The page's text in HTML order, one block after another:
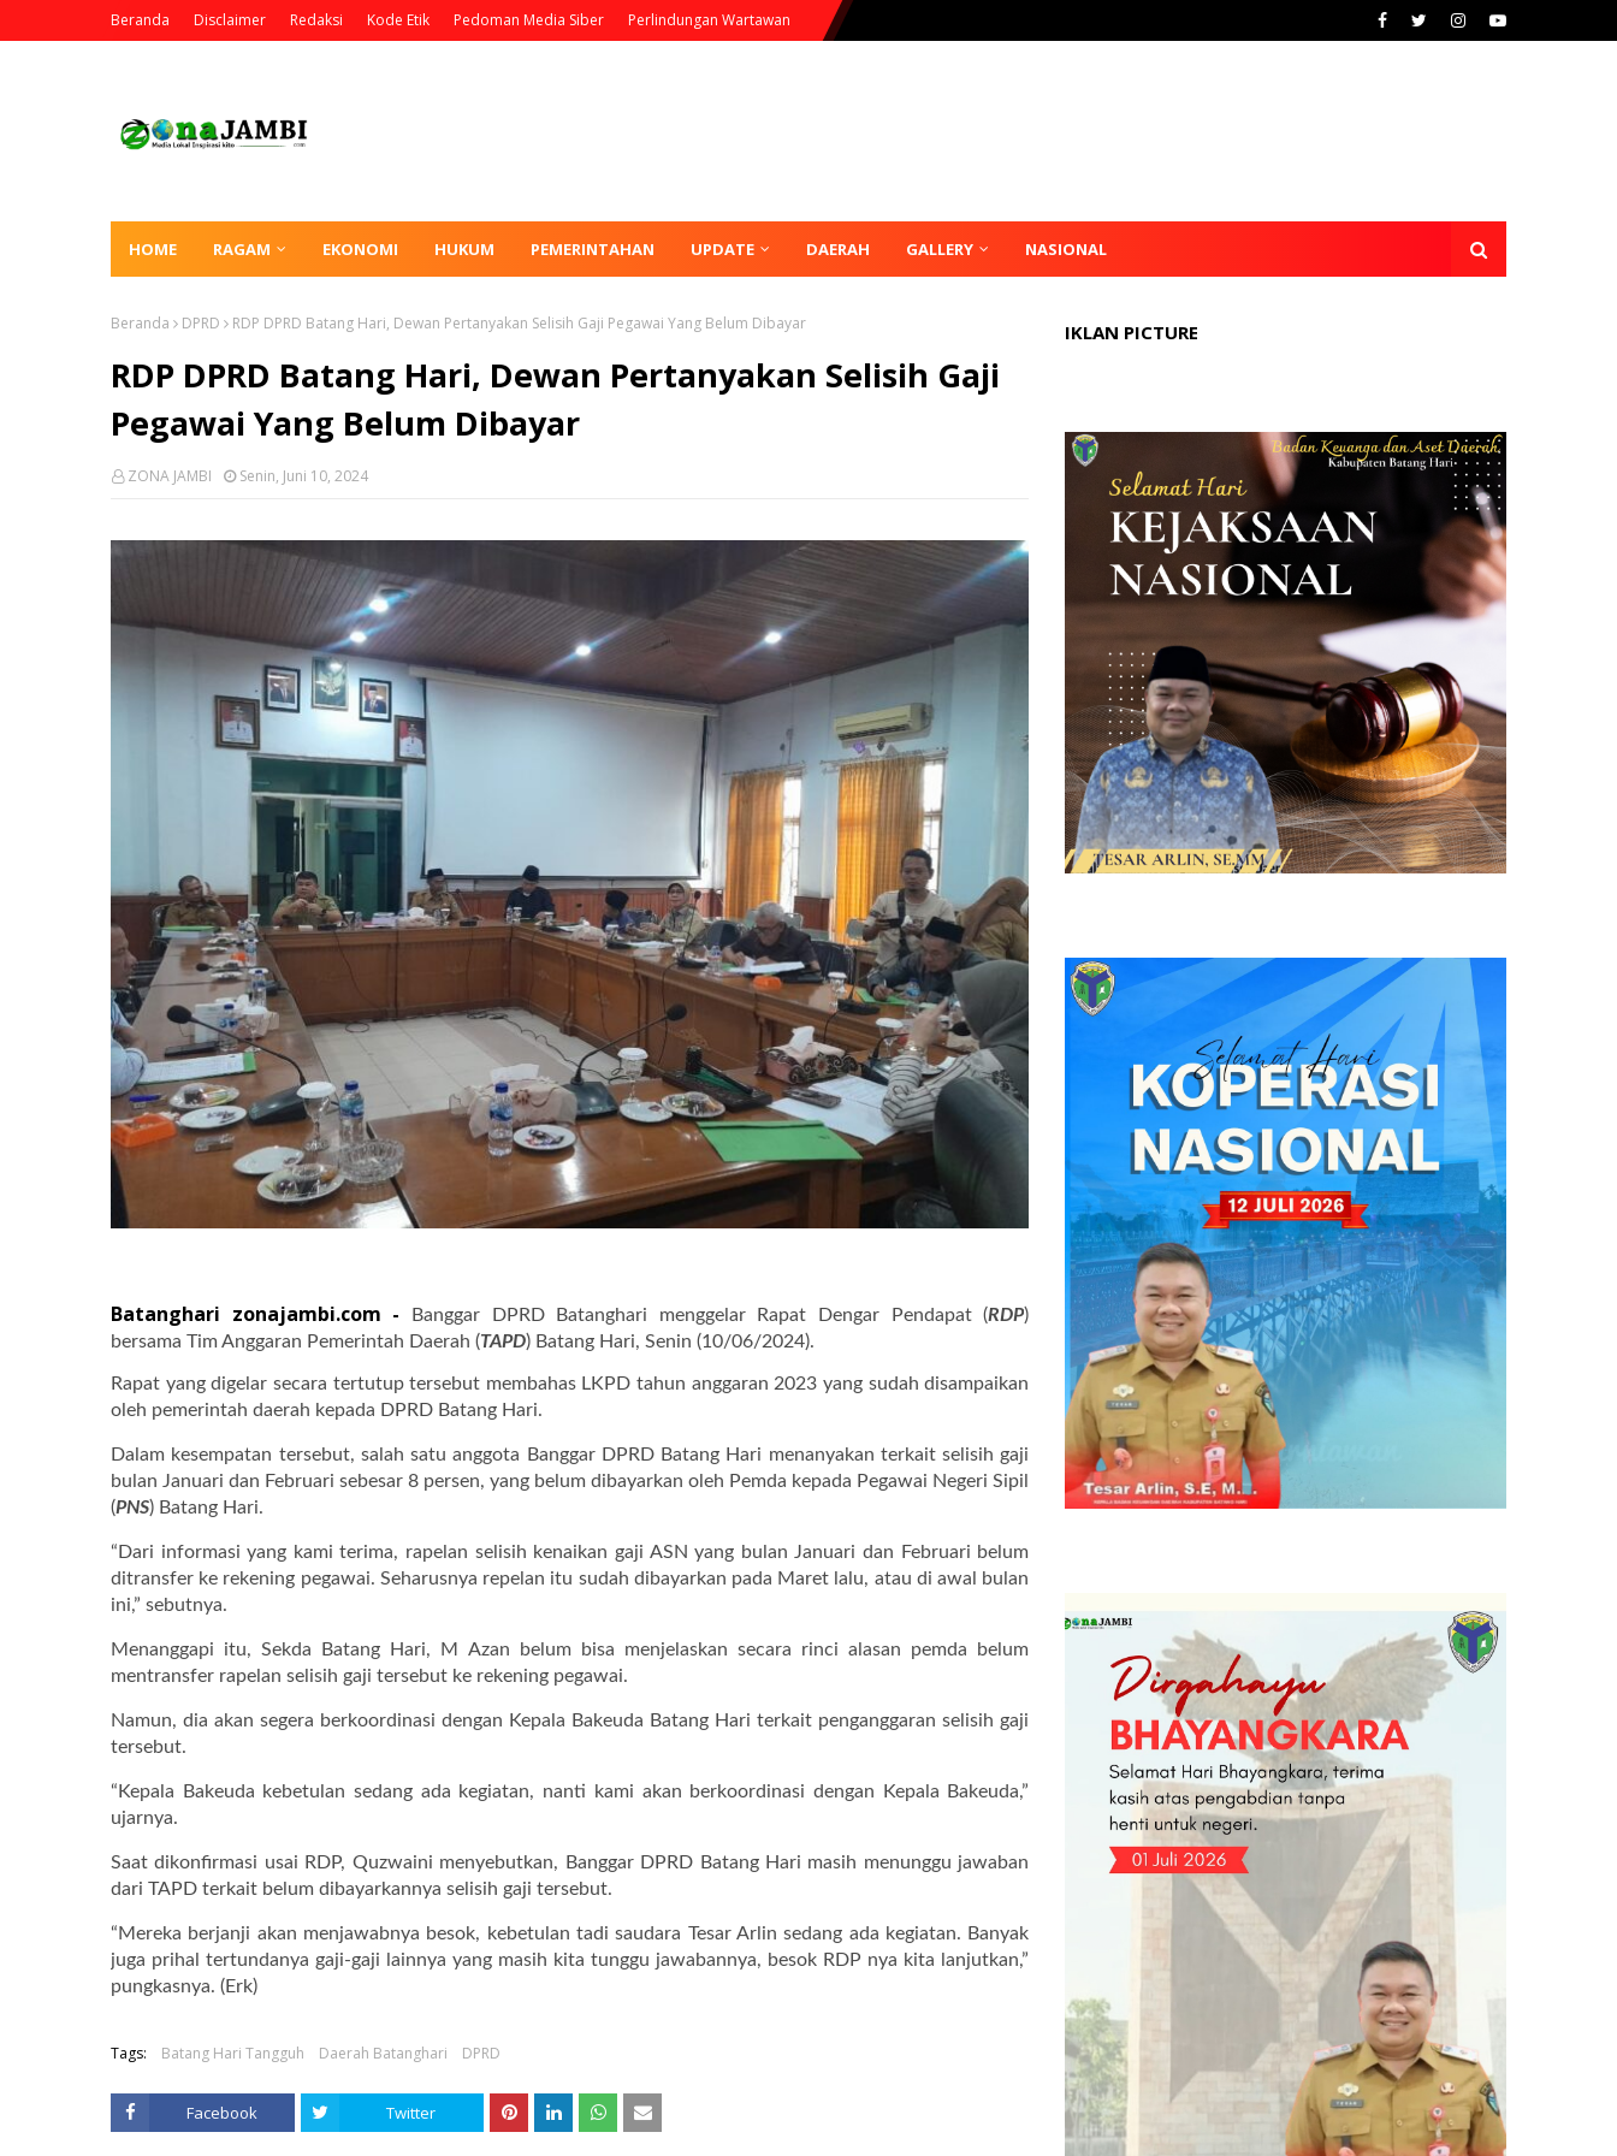
Beranda Disclaimer Redaksi Kode Etik Pedoman Media Siber Perlindungan Wartawan
HOME RAGAM EKONOMI HUKUM PEMERINTAHAN UPDATE DAERAH GALLERY NASIONAL
Beranda DPRD RDP DPRD Batang Hari, Dewan Pertanyakan Selisih Gaji Pegawai Yang Belum Dibayar
RDP DPRD Batang Hari, Dewan Pertanyakan Selisih Gaji
Pegawai Yang Belum Dibayar
ZONA JAMBI Senin, Juni 10, 2024
Batanghari zonajambi.com - Banggar DPRD Batanghari menggelar Rapat Dengar Pendapat (RDP)
bersama Tim Anggaran Pemerintah Daerah (TAPD) Batang Hari, Senin (10/06/2024).
Rapat yang digelar secara tertutup tersebut membahas LKPD tahun anggaran 2023 yang sudah disampaikan
oleh pemerintah daerah kepada DPRD Batang Hari.
Dalam kesempatan tersebut, salah satu anggota Banggar DPRD Batang Hari menanyakan terkait selisih gaji
bulan Januari dan Februari sebesar 8 persen, yang belum dibayarkan oleh Pemda kepada Pegawai Negeri Sipil
(PNS) Batang Hari.
“Dari informasi yang kami terima, rapelan selisih kenaikan gaji ASN yang bulan Januari dan Februari belum
ditransfer ke rekening pegawai. Seharusnya repelan itu sudah dibayarkan pada Maret lalu, atau di awal bulan
ini,” sebutnya.
Menanggapi itu, Sekda Batang Hari, M Azan belum bisa menjelaskan secara rinci alasan pemda belum
mentransfer rapelan selisih gaji tersebut ke rekening pegawai.
Namun, dia akan segera berkoordinasi dengan Kepala Bakeuda Batang Hari terkait penganggaran selisih gaji
tersebut.
“Kepala Bakeuda kebetulan sedang ada kegiatan, nanti kami akan berkoordinasi dengan Kepala Bakeuda,”
ujarnya.
Saat dikonfirmasi usai RDP, Quzwaini menyebutkan, Banggar DPRD Batang Hari masih menunggu jawaban
dari TAPD terkait belum dibayarkannya selisih gaji tersebut.
“Mereka berjanji akan menjawabnya besok, kebetulan tadi saudara Tesar Arlin sedang ada kegiatan. Banyak
juga prihal tertundanya gaji-gaji lainnya yang masih kita tunggu jawabannya, besok RDP nya kita lanjutkan,”
pungkasnya. (Erk)
Tags: Batang Hari Tangguh Daerah Batanghari DPRD
Facebook Twitter
IKLAN PICTURE